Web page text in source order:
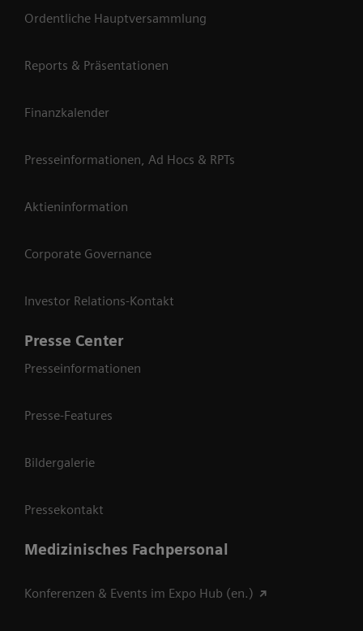
Ordentliche Hauptversammlung
Reports & Präsentationen
Finanzkalender
Presseinformationen, Ad Hocs & RPTs
Aktieninformation
Corporate Governance
Investor Relations-Kontakt
Presse Center
Presseinformationen
Presse-Features
Bildergalerie
Pressekontakt
Medizinisches Fachpersonal
Konferenzen & Events im Expo Hub (en.)